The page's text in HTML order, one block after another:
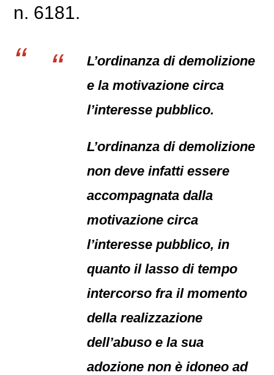
n. 6181.
L’ordinanza di demolizione
e la motivazione circa
l’interesse pubblico.
L’ordinanza di demolizione
non deve infatti essere
accompagnata dalla
motivazione circa
l’interesse pubblico, in
quanto il lasso di tempo
intercorso fra il momento
della realizzazione
dell’abuso e la sua
adozione non è idoneo ad